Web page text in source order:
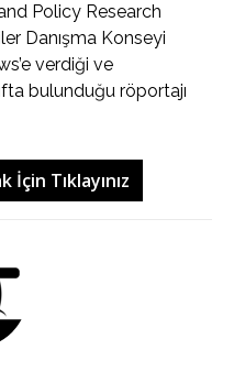
Policy Research
Danışma Konseyi
verdiği ve
bulunduğu röportajı
İçin Tıklayınız